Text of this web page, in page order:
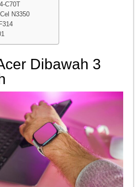
C70T
N3350
Dibawah 3